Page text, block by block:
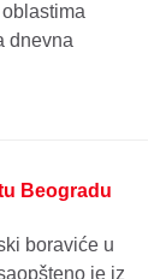
dnevna
Beogradu
boraviće u
je iz